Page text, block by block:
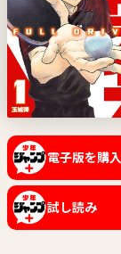
電子版を購入
試し読み